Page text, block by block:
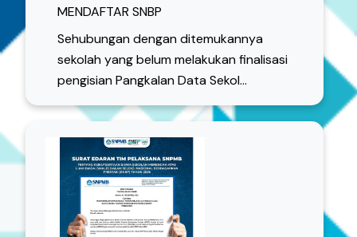
MENDAFTAR SNBP
Sehubungan dengan ditemukannya
sekolah yang belum melakukan finalisasi
pengisian Pangkalan Data Sekol...